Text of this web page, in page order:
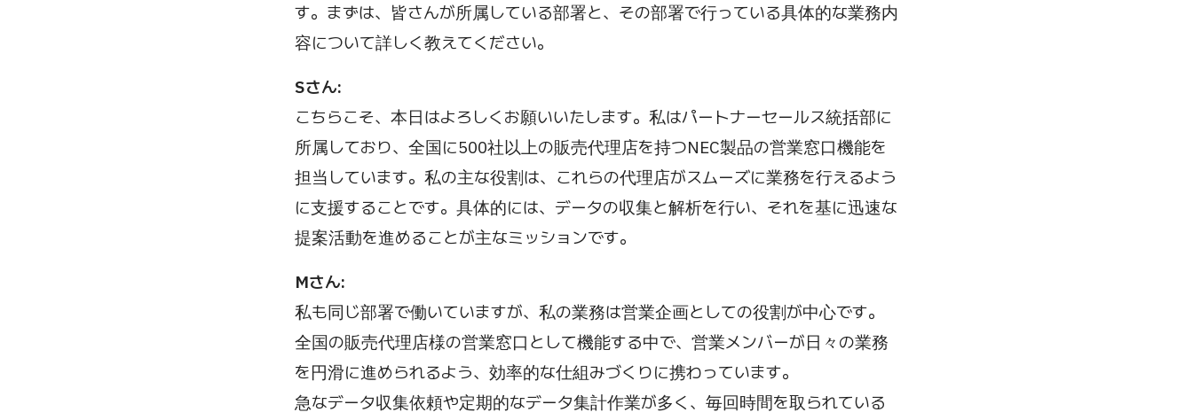
す。まずは、皆さんが所属している部署と、その部署で行っている具体的な業務内
容について詳しく教えてください。
Sさん:
こちらこそ、本日はよろしくお願いいたします。私はパートナーセールス統括部に
所属しており、全国に500社以上の販売代理店を持つNEC製品の営業窓口機能を
担当しています。私の主な役割は、これらの代理店がスムーズに業務を行えるよう
に支援することです。具体的には、データの収集と解析を行い、それを基に迅速な
提案活動を進めることが主なミッションです。
Mさん:
私も同じ部署で働いていますが、私の業務は営業企画としての役割が中心です。
全国の販売代理店様の営業窓口として機能する中で、営業メンバーが日々の業務
を円滑に進められるよう、効率的な仕組みづくりに携わっています。
急なデータ収集依頼や定期的なデータ集計作業が多く、毎回時間を取られている